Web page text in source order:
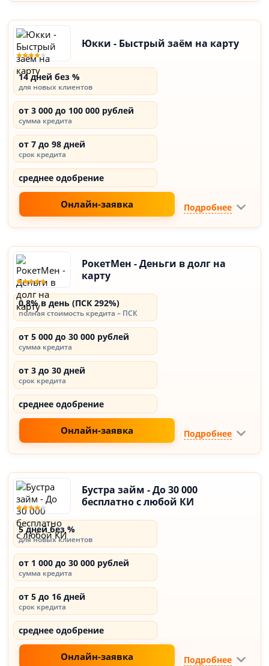
Юкки - Быстрый заём на карту
14 дней без %
для новых клиентов
от 3 000 до 100 000 рублей
сумма кредита
от 7 до 98 дней
срок кредита
среднее одобрение
Онлайн-заявка Подробнее
РокетМен - Деньги в долг на
карту
0,8% в день (ПСК 292%)
полная стоимость кредита – ПСК
от 5 000 до 30 000 рублей
сумма кредита
от 3 до 30 дней
срок кредита
среднее одобрение
Онлайн-заявка Подробнее
Бустра займ - До 30 000
бесплатно с любой КИ
5 дней без %
для новых клиентов
от 1 000 до 30 000 рублей
сумма кредита
от 5 до 16 дней
срок кредита
среднее одобрение
Онлайн-заявка Подробнее